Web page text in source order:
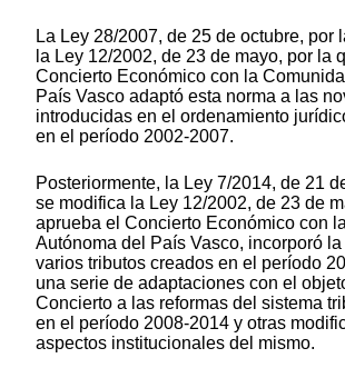
La Ley 28/2007, de 25 de octubre, por
la Ley 12/2002, de 23 de mayo, por la
Concierto Económico con la
País Vasco adaptó esta norma a las
introducidas en el ordenamiento
en el período 2002-2007.
Posteriormente, la Ley 7/2014, de 21
se modifica la Ley 12/2002, de 23 de
aprueba el Concierto Económico con
Autónoma del País Vasco, incorporó
varios tributos creados en el período
una serie de adaptaciones con el
Concierto a las reformas del sistema
en el período 2008-2014 y otras
aspectos institucionales del mismo.